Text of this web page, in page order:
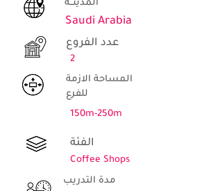
Saudi Arabia
عدد الفروع
2
المساحة الازمة
للفرع
150m-250m
Coffee Shops
مدة التدريب